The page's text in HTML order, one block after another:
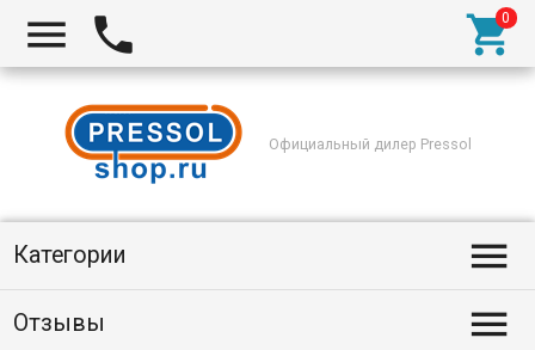
  
Официальный дилер Pressol
Категории 
Отзывы 